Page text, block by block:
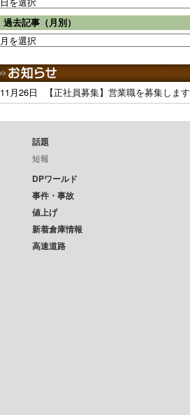
過去記事（月別）
11月26日 【正社員募集】営業職を募集します
話題
短報
DPワールド
事件・事故
値上げ
新着倉庫情報
高速道路